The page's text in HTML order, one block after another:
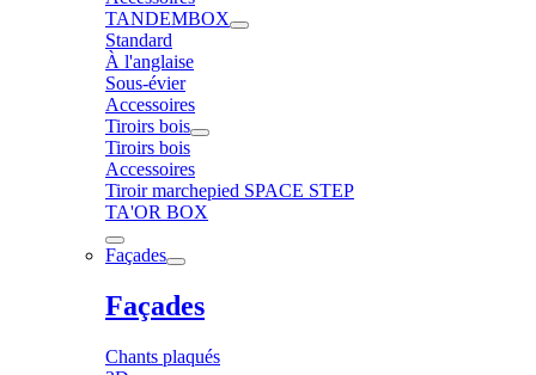
TANDEMBOX
Standard
À l'anglaise
Sous-évier
Accessoires
Tiroirs bois
Tiroirs bois
Accessoires
Tiroir marchepied SPACE STEP
TA'OR BOX
Façades
Façades
Chants plaqués